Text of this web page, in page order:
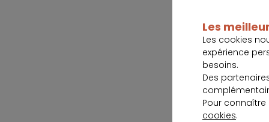
Les
Les cookies
expérience
besoins.
Des
Pour
cookies.